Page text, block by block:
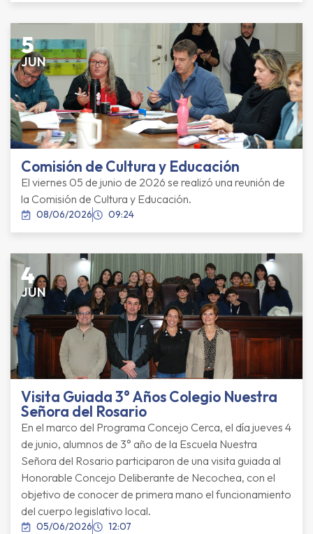
5
JUN
Comisión de Cultura y Educación
El viernes 05 de junio de 2026 se realizó una reunión de
la Comisión de Cultura y Educación.
08/06/2026 09:24
4
JUN
Visita Guiada 3° Años Colegio Nuestra
Señora del Rosario
En el marco del Programa Concejo Cerca, el día jueves 4
de junio, alumnos de 3° año de la Escuela Nuestra
Señora del Rosario participaron de una visita guiada al
Honorable Concejo Deliberante de Necochea, con el
objetivo de conocer de primera mano el funcionamiento
del cuerpo legislativo local.
05/06/2026 12:07